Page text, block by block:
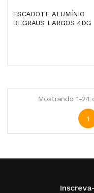
ESCADOTE ALUMÍNIO
DEGRAUS LARGOS 4DG
Mostrando 1-
1